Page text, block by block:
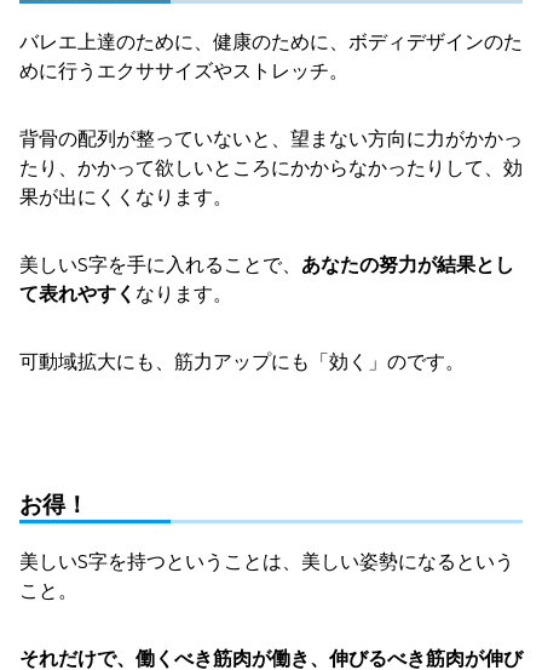
バレエ上達のために、健康のために、ボディデザインのた
めに行うエクササイズやストレッチ。
背骨の配列が整っていないと、望まない方向に力がかかっ
たり、かかって欲しいところにかからなかったりして、効
果が出にくくなります。
美しいS字を手に入れることで、 あなたの努力が結果とし
て表れやすく なります。
可動域拡大にも、筋力アップにも「効く」のです。
お得！
美しいS字を持つということは、美しい姿勢になるという
こと。
それだけで、働くべき筋肉が働き、伸びるべき筋肉が伸び